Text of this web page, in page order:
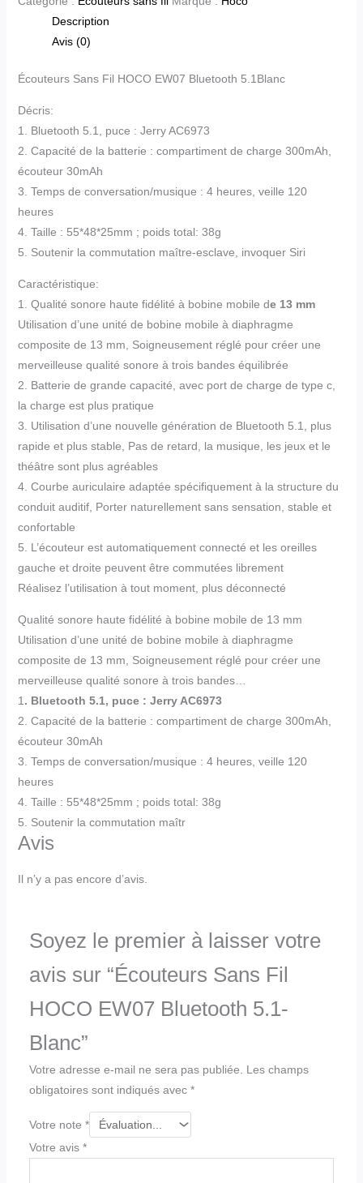
Description
Avis (0)
Écouteurs Sans Fil HOCO EW07 Bluetooth 5.1Blanc
Décris:
1. Bluetooth 5.1, puce : Jerry AC6973
2. Capacité de la batterie : compartiment de charge 300mAh,
écouteur 30mAh
3. Temps de conversation/musique : 4 heures, veille 120
heures
4. Taille : 55*48*25mm ; poids total: 38g
5. Soutenir la commutation maître-esclave, invoquer Siri
Caractéristique:
1. Qualité sonore haute fidélité à bobine mobile de 13 mm
Utilisation d’une unité de bobine mobile à diaphragme
composite de 13 mm, Soigneusement réglé pour créer une
merveilleuse qualité sonore à trois bandes équilibrée
2. Batterie de grande capacité, avec port de charge de type c,
la charge est plus pratique
3. Utilisation d’une nouvelle génération de Bluetooth 5.1, plus
rapide et plus stable, Pas de retard, la musique, les jeux et le
théâtre sont plus agréables
4. Courbe auriculaire adaptée spécifiquement à la structure du
conduit auditif, Porter naturellement sans sensation, stable et
confortable
5. L’écouteur est automatiquement connecté et les oreilles
gauche et droite peuvent être commutées librement
Réalisez l’utilisation à tout moment, plus déconnecté
Qualité sonore haute fidélité à bobine mobile de 13 mm
Utilisation d’une unité de bobine mobile à diaphragme
composite de 13 mm, Soigneusement réglé pour créer une
merveilleuse qualité sonore à trois bandes…
1 . Bluetooth 5.1, puce : Jerry AC6973
2. Capacité de la batterie : compartiment de charge 300mAh,
écouteur 30mAh
3. Temps de conversation/musique : 4 heures, veille 120
heures
4. Taille : 55*48*25mm ; poids total: 38g
5. Soutenir la commutation maîtr
Avis
Il n’y a pas encore d’avis.
Soyez le premier à laisser votre
avis sur “Écouteurs Sans Fil
HOCO EW07 Bluetooth 5.1-
Blanc”
Votre adresse e-mail ne sera pas publiée.
Les champs
obligatoires sont indiqués avec *
Votre note *
Votre avis *